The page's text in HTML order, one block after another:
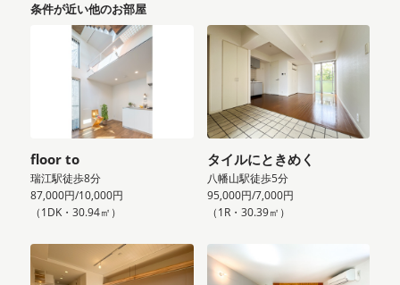
条件が近い他のお部屋
floor to
瑞江駅徒歩8分
87,000円/10,000円
（1DK・30.94㎡）
タイルにときめく
八幡山駅徒歩5分
95,000円/7,000円
（1R・30.39㎡）